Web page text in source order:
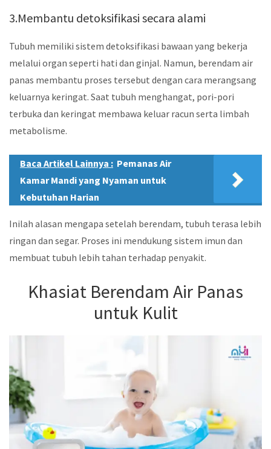
3.Membantu detoksifikasi secara alami
Tubuh memiliki sistem detoksifikasi bawaan yang bekerja
melalui organ seperti hati dan ginjal. Namun, berendam air
panas membantu proses tersebut dengan cara merangsang
keluarnya keringat. Saat tubuh menghangat, pori-pori
terbuka dan keringat membawa keluar racun serta limbah
metabolisme.
Baca Artikel Lainnya : Pemanas Air
Kamar Mandi yang Nyaman untuk
Kebutuhan Harian
Inilah alasan mengapa setelah berendam, tubuh terasa lebih
ringan dan segar. Proses ini mendukung sistem imun dan
membuat tubuh lebih tahan terhadap penyakit.
Khasiat Berendam Air Panas
untuk Kulit